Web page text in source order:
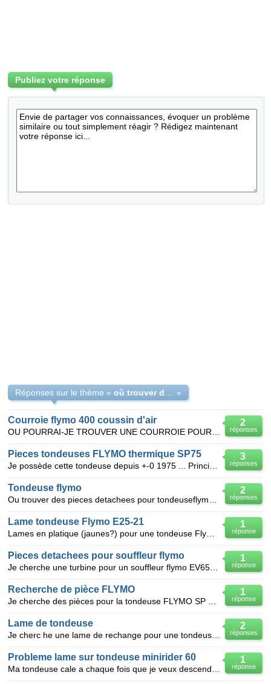
Publiez votre réponse
Réponses sur le thème « »
2
réponses
Courroie flymo 400 coussin d'air
3
réponses
Pieces tondeuses FLYMO thermique SP75
2
réponses
Tondeuse flymo
1
réponse
Lame tondeuse Flymo E25-21
1
réponse
Pieces detachees pour souffleur flymo
1
réponse
Recherche de pièce FLYMO
2
réponses
Lame de tondeuse
1
réponse
Probleme lame sur tondeuse minirider 60